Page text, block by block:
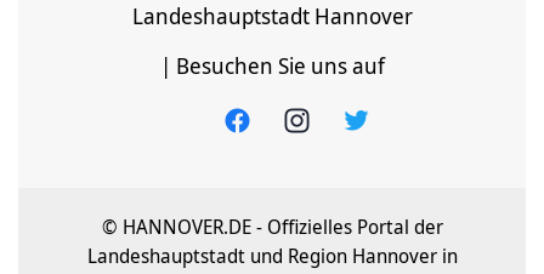
Landeshauptstadt Hannover
| Besuchen Sie uns auf
© HANNOVER.DE - Offizielles Portal der
Landeshauptstadt und Region Hannover in